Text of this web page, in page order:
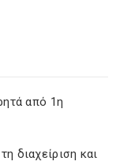
από 1η
διαχείριση και